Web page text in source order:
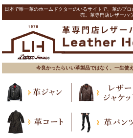
日本で唯一革のホームドクターのいるサイトで、革のプ
売。革専門店レザーハ
今良かったらいい革製品ではなく、一生使